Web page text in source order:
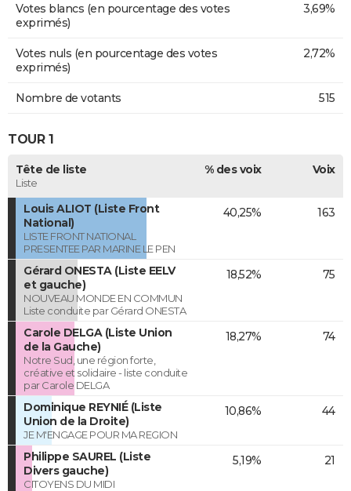
Votes blancs (en pourcentage des votes
exprimés)
3,69%
Votes nuls (en pourcentage des votes
exprimés)
2,72%
Nombre de votants 515
TOUR 1
Tête de liste
Liste
% des voix Voix
Louis ALIOT (Liste Front
National)
LISTE FRONT NATIONAL
PRESENTEE PAR MARINE LE PEN
40,25% 163
Gérard ONESTA (Liste EELV
et gauche)
NOUVEAU MONDE EN COMMUN
Liste conduite par Gérard ONESTA
18,52% 75
Carole DELGA (Liste Union
de la Gauche)
Notre Sud, une région forte,
créative et solidaire - liste conduite
par Carole DELGA
18,27% 74
Dominique REYNIÉ (Liste
Union de la Droite)
JE M'ENGAGE POUR MA REGION
10,86% 44
Philippe SAUREL (Liste
Divers gauche)
CITOYENS DU MIDI
5,19% 21